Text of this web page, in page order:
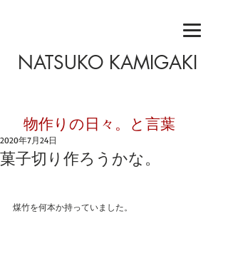
NATSUKO KAMIGAKI
​物作りの日々。と言葉
菓子切り作ろうかな。
2020年7月24日
煤竹を何本か持っていました。